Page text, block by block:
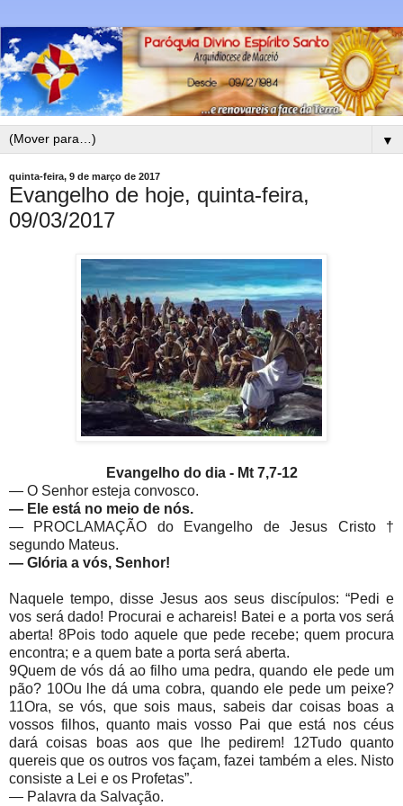
▼
quinta-feira, 9 de março de 2017
Evangelho de hoje, quinta-feira,
09/03/2017
Evangelho do dia - Mt 7,7-12
— O Senhor esteja convosco.
— Ele está no meio de nós.
— PROCLAMAÇÃO do Evangelho de Jesus Cristo †
segundo Mateus.
— Glória a vós, Senhor!
Naquele tempo, disse Jesus aos seus discípulos: “Pedi e
vos será dado! Procurai e achareis! Batei e a porta vos será
aberta! 8Pois todo aquele que pede recebe; quem procura
encontra; e a quem bate a porta será aberta.
9Quem de vós dá ao filho uma pedra, quando ele pede um
pão? 10Ou lhe dá uma cobra, quando ele pede um peixe?
11Ora, se vós, que sois maus, sabeis dar coisas boas a
vossos filhos, quanto mais vosso Pai que está nos céus
dará coisas boas aos que lhe pedirem! 12Tudo quanto
quereis que os outros vos façam, fazei também a eles. Nisto
consiste a Lei e os Profetas”.
— Palavra da Salvação.